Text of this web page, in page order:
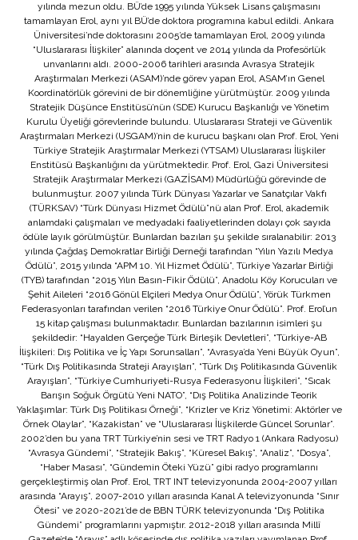
yılında mezun oldu. BÜ’de 1995 yılında Yüksek Lisans çalışmasını
tamamlayan Erol, aynı yıl BÜ’de doktora programına kabul edildi. Ankara
Üniversitesi’nde doktorasını 2005’de tamamlayan Erol, 2009 yılında
“Uluslararası İlişkiler” alanında doçent ve 2014 yılında da Profesörlük
unvanlarını aldı. 2000-2006 tarihleri arasında Avrasya Stratejik
Araştırmaları Merkezi (ASAM)’nde görev yapan Erol, ASAM’ın Genel
Koordinatörlük görevini de bir dönemliğine yürütmüştür. 2009 yılında
Stratejik Düşünce Enstitüsü’nün (SDE) Kurucu Başkanlığı ve Yönetim
Kurulu Üyeliği görevlerinde bulundu. Uluslararası Strateji ve Güvenlik
Araştırmaları Merkezi (USGAM)’nin de kurucu başkanı olan Prof. Erol, Yeni
Türkiye Stratejik Araştırmalar Merkezi (YTSAM) Uluslararası İlişkiler
Enstitüsü Başkanlığını da yürütmektedir. Prof. Erol, Gazi Üniversitesi
Stratejik Araştırmalar Merkezi (GAZİSAM) Müdürlüğü görevinde de
bulunmuştur. 2007 yılında Türk Dünyası Yazarlar ve Sanatçılar Vakfı
(TÜRKSAV) “Türk Dünyası Hizmet Ödülü”nü alan Prof. Erol, akademik
anlamdaki çalışmaları ve medyadaki faaliyetlerinden dolayı çok sayıda
ödüle layık görülmüştür. Bunlardan bazıları şu şekilde sıralanabilir: 2013
yılında Çağdaş Demokratlar Birliği Derneği tarafından “Yılın Yazılı Medya
Ödülü”, 2015 yılında “APM 10. Yıl Hizmet Ödülü”, Türkiye Yazarlar Birliği
(TYB) tarafından “2015 Yılın Basın-Fikir Ödülü”, Anadolu Köy Korucuları ve
Şehit Aileleri “2016 Gönül Elçileri Medya Onur Ödülü”, Yörük Türkmen
Federasyonları tarafından verilen “2016 Türkiye Onur Ödülü”. Prof. Erol’un
15 kitap çalışması bulunmaktadır. Bunlardan bazılarının isimleri şu
şekildedir: “Hayalden Gerçeğe Türk Birleşik Devletleri”, “Türkiye-AB
İlişkileri: Dış Politika ve İç Yapı Sorunsalları”, “Avrasya’da Yeni Büyük Oyun”,
“Türk Dış Politikasında Strateji Arayışları”, “Türk Dış Politikasında Güvenlik
Arayışları”, “Türkiye Cumhuriyeti-Rusya Federasyonu İlişkileri”, “Sıcak
Barışın Soğuk Örgütü Yeni NATO”, “Dış Politika Analizinde Teorik
Yaklaşımlar: Türk Dış Politikası Örneği”, “Krizler ve Kriz Yönetimi: Aktörler ve
Örnek Olaylar”, “Kazakistan” ve “Uluslararası İlişkilerde Güncel Sorunlar”.
2002’den bu yana TRT Türkiye’nin sesi ve TRT Radyo 1 (Ankara Radyosu)
“Avrasya Gündemi”, “Stratejik Bakış”, “Küresel Bakış”, “Analiz”, “Dosya”,
“Haber Masası”, “Gündemin Öteki Yüzü” gibi radyo programlarını
gerçekleştirmiş olan Prof. Erol, TRT INT televizyonunda 2004-2007 yılları
arasında “Arayış”, 2007-2010 yılları arasında Kanal A televizyonunda “Sınır
Ötesi” ve 2020-2021’de de BBN TÜRK televizyonunda “Dış Politika
Gündemi” programlarını yapmıştır. 2012-2018 yılları arasında Millî